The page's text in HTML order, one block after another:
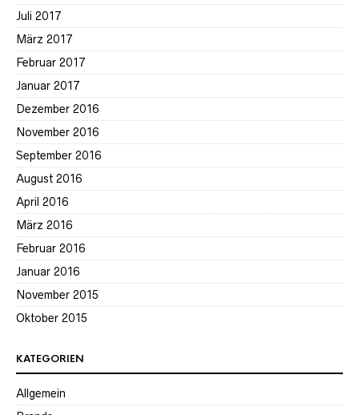
Juli 2017
März 2017
Februar 2017
Januar 2017
Dezember 2016
November 2016
September 2016
August 2016
April 2016
März 2016
Februar 2016
Januar 2016
November 2015
Oktober 2015
KATEGORIEN
Allgemein